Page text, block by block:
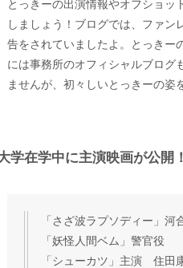
とっきーの出演情報やオフショッ
しましょう！ブログでは、ファン
告をされていましたよ。とっき
には事務所のオフィシャルブログ
ませんが、初々しいとっきーの姿
学在学中に主演映画が公開
「さざ波ラプソディー」河
「妖怪人間ベム」警官役
「シューカツ」主演 住田